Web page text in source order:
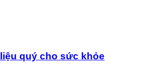
quý cho sức khỏe